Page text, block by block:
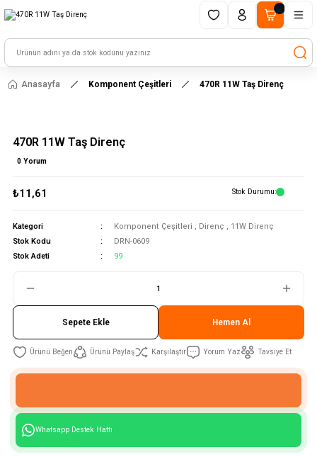
HAYAL ET - TASARLA - ÇALIŞTIR
Anasayfa Komponent Çeşitleri 470R 11W Taş Direnç
470R 11W Taş Direnç
0 Yorum
₺11,61 Stok Durumu
Kategori Komponent Çeşitleri , Direnç , 11W Direnç
Stok Kodu
DRN-0609
Stok Adeti
99
Sepete Ekle Hemen Al
Ürünü Paylaş Karşılaştır Yorum Yaz Tavsiye Et
Whatsapp Destek Hattı